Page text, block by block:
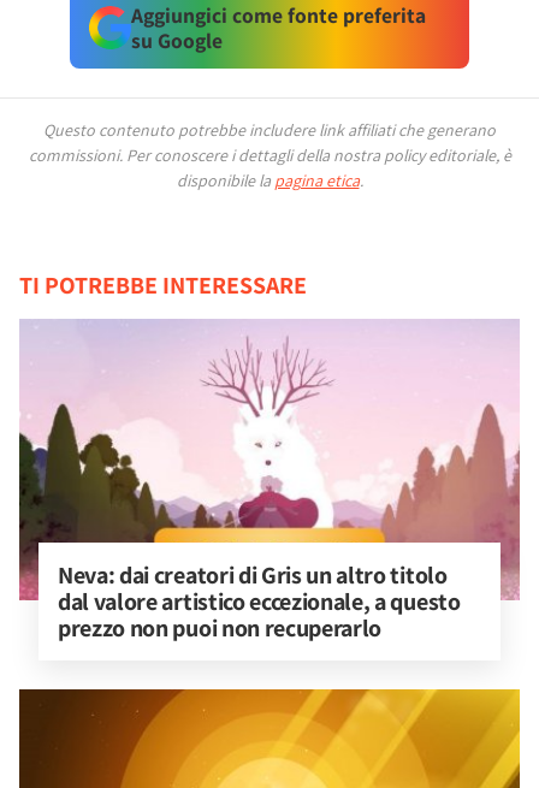
Aggiungici come fonte preferita
su Google
Questo contenuto potrebbe includere link affiliati che generano
commissioni. Per conoscere i dettagli della nostra policy editoriale, è
disponibile la pagina etica.
TI POTREBBE INTERESSARE
Neva: dai creatori di Gris un altro titolo
dal valore artistico eccezionale, a questo
prezzo non puoi non recuperarlo